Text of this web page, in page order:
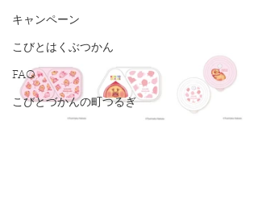
キャンペーン
こびとはくぶつかん
FAQ
こびとづかんの町つるぎ